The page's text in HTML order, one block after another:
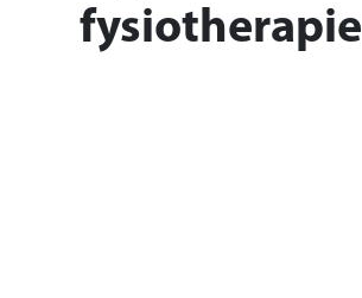
fysiotherapie